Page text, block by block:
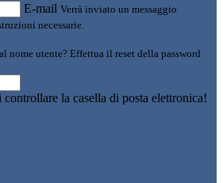
E-mail Verrà inviato un messaggio
necessarie.
nome utente? Effettua il reset della password
la casella di posta elettronica!